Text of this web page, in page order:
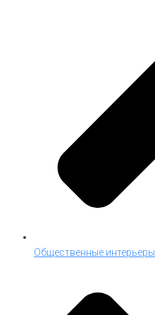
Общественные интерьеры